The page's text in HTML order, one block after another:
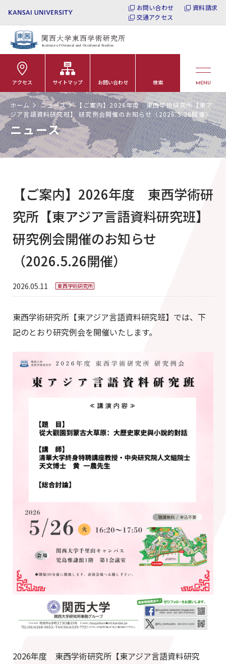
お問い合わせ
資料請求
交通アクセス
MENU
検索
お問い合わせ
サイトマップ
アクセス
ホーム ニュース
【ご案内】2026年度 東西学術研究所【東ア
ジア言語資料研究班】 研究例会開催のお知らせ（2026.5.26開催）
ニュース
【ご案内】2026年度 東西学術研
究所【東アジア言語資料研究班】
研究例会開催のお知らせ
（2026.5.26開催）
2026.05.11 東西学術研究所
東西学術研究所【東アジア言語資料研究班】では、下
記のとおり研究例会を開催いたします。
2026年度 東西学術研究所【東アジア言語資料研究